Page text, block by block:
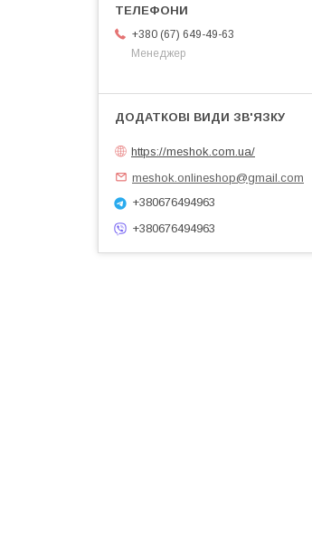
+380 (67) 649-49-63
Менеджер
https://meshok.com.ua/
meshok.onlineshop@gmail.com
+380676494963
+380676494963